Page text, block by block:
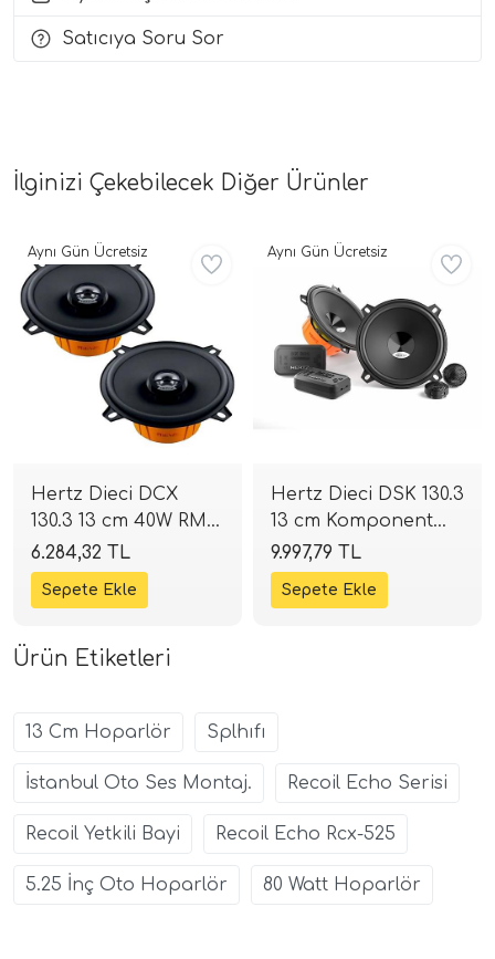
Satıcıya Soru Sor
İlginizi Çekebilecek Diğer Ürünler
Hertz Dieci DCX
130.3 13 cm 40W RMS
/ 80W Max Koaksiyel
Hoparlör | SPLHIFI
6.284,32 TL
Aynı Gün Ücretsiz
Hertz Dieci DSK 130.3
13 cm Komponent
Mid Takımı | 120W 4
Ohm | SPLHIFI
9.997,79 TL
Aynı Gün Ücretsiz
Ürün Etiketleri
13 Cm Hoparlör Splhıfı
İstanbul Oto Ses Montaj. Recoil Echo Serisi
Recoil Yetkili Bayi Recoil Echo Rcx-525
5.25 İnç Oto Hoparlör 80 Watt Hoparlör